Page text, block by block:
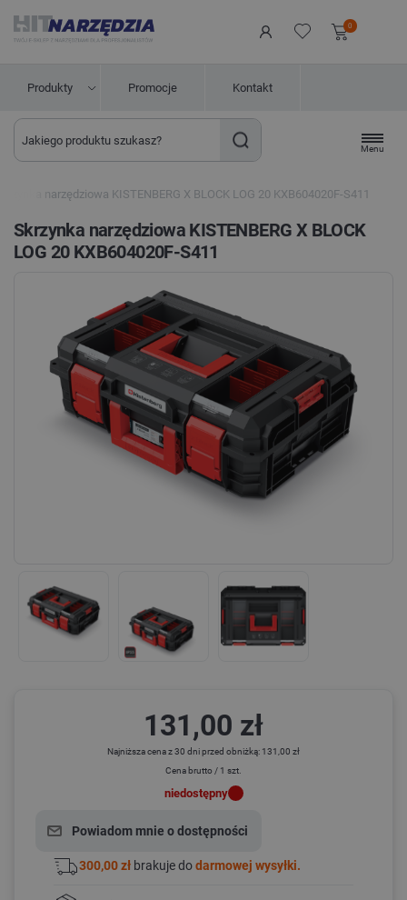
0
Produkty Promocje Kontakt
Menu
narzędziowa KISTENBERG X BLOCK LOG 20 KXB604020F-S411
Skrzynka narzędziowa KISTENBERG X BLOCK
LOG 20 KXB604020F-S411
131,00 zł
Najniższa cena z 30 dni przed obniżką: 131,00 zł
Cena brutto / 1 szt.
niedostępny
Powiadom mnie o dostępności
300,00 zł brakuje dodarmowej wysyłki.